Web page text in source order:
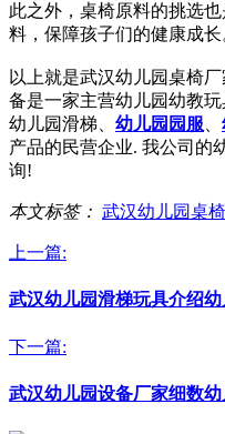
此之外，桌椅原料的挑选
料，保障孩子们的健康成长
以上就是武汉幼儿园桌椅
备是一家主营幼儿园幼教
幼儿园滑梯、 幼儿园园服
产品的民营企业. 我公司的
询!
本文标签： 武汉幼儿园桌椅
上一篇:
武汉幼儿园滑梯玩具介绍
下一篇:
武汉幼儿园设备厂家细数